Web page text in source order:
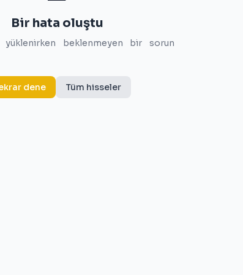
Bir hata oluştu
yüklenirken beklenmeyen bir sorun
dene Tüm hisseler